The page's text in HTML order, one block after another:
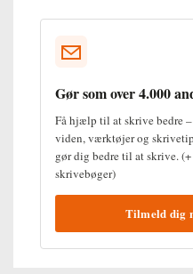
Gør som over 4.000
Få hjælp til at skrive bedre
viden, værktøjer og
gør dig bedre til at skrive.
skrivebøger)
Tilmeld dig